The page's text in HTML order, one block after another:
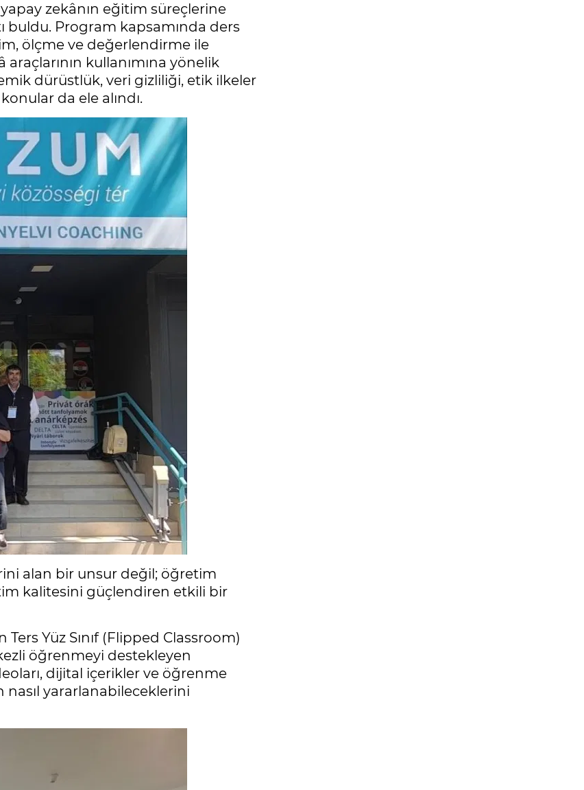
zekânın eğitim süreçlerine
buldu. Program kapsamında ders
ölçme ve değerlendirme ile
kullanımına yönelik
dürüstlük, veri gizliliği, etik ilkeler
da ele alındı.
alan bir unsur değil; öğretim
kalitesini güçlendiren etkili bir
Yüz Sınıf (Flipped Classroom)
öğrenmeyi destekleyen
dijital içerikler ve öğrenme
nasıl yararlanabileceklerini